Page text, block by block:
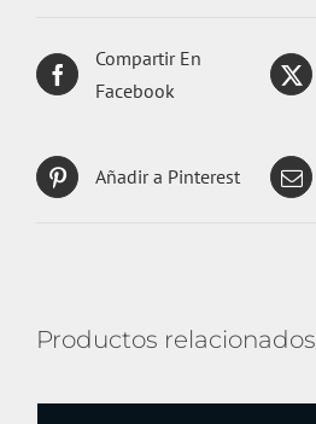
Compartir En
Facebook
Añadir a Pinterest
Productos relacionados